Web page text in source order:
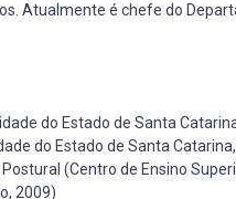
Atualmente é chefe do
do Estado de Santa
do Estado de Santa
(Centro de Ensino
2009)